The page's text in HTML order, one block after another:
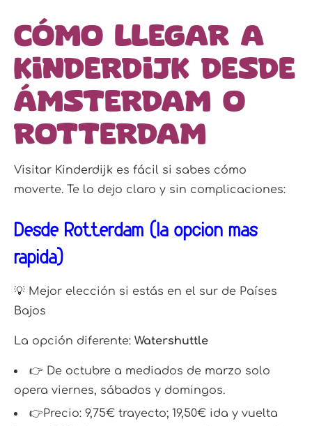
Cómo llegar a
Kinderdijk desde
Ámsterdam o
Rotterdam
Visitar Kinderdijk es fácil si sabes cómo
moverte. Te lo dejo claro y sin complicaciones:
Desde Rotterdam (la opción más
rápida)
💡 Mejor elección si estás en el sur de Países
Bajos
La opción diferente: Watershuttle
👉 De octubre a mediados de marzo solo
opera viernes, sábados y domingos.
👉Precio: 9,75€ trayecto; 19,50€ ida y vuelta